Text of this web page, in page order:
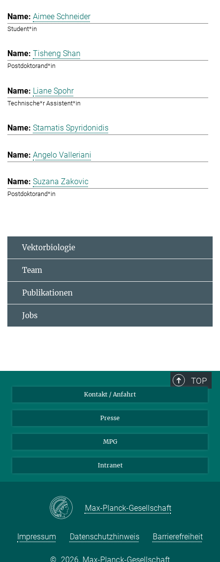
Aimee Schneider
Student*in
Tisheng Shan
Postdoktorand*in
Liane Spohr
Technische*r Assistent*in
Stamatis Spyridonidis
Angelo Valleriani
Suzana Zakovic
Postdoktorand*in
Vektorbiologie
Team
Publikationen
Jobs
TOP
Kontakt / Anfahrt
Presse
MPG
Intranet
Max-Planck-Gesellschaft
Impressum Datenschutzhinweis Barrierefreiheit
© 2026, Max-Planck-Gesellschaft